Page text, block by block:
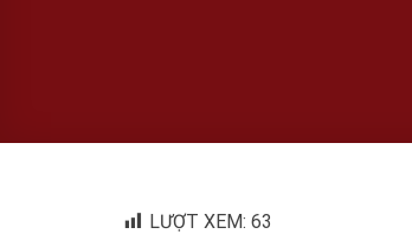
LƯỢT XEM: 63